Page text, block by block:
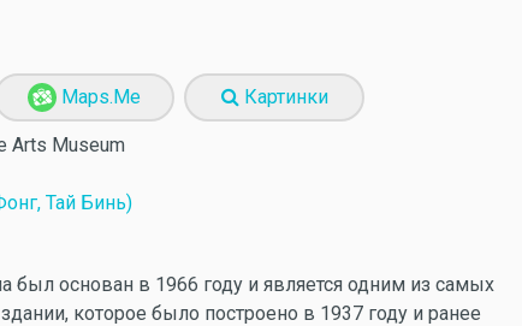
Maps.Me Картинки
Arts Museum
Тай Бинь)
был основан в 1966 году и является одним из самых
которое было построено в 1937 году и ранее